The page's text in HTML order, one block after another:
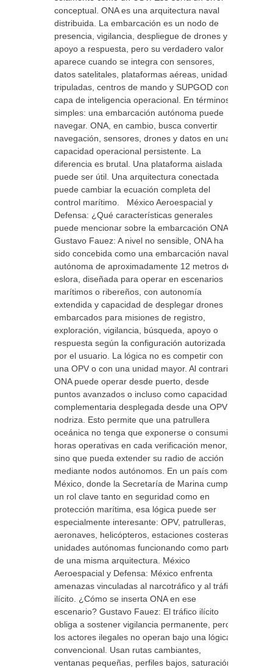
conceptual. ONA es una arquitectura naval
distribuida. La embarcación es un nodo de
presencia, vigilancia, despliegue de drones y
apoyo a respuesta, pero su verdadero valor
aparece cuando se integra con sensores,
datos satelitales, plataformas aéreas, unidades
tripuladas, centros de mando y SUPGOD como
capa de inteligencia operacional. En términos
simples: una embarcación autónoma puede
navegar. ONA, en cambio, busca convertir
navegación, sensores, drones y datos en una
capacidad operacional persistente. La
diferencia es brutal. Una plataforma aislada
puede ser útil. Una arquitectura conectada
puede cambiar la ecuación completa del
control marítimo. México Aeroespacial y
Defensa: ¿Qué características generales
puede mencionar sobre la embarcación ONA?
Gustavo Fauez: A nivel no sensible, ONA ha
sido concebida como una embarcación naval
autónoma de aproximadamente 12 metros de
eslora, diseñada para operar en escenarios
marítimos o ribereños, con autonomía
extendida y capacidad de desplegar drones
embarcados para misiones de registro,
exploración, vigilancia, búsqueda, apoyo o
respuesta según la configuración autorizada
por el usuario. La lógica no es competir con
una OPV o con una unidad mayor. Al contrario,
ONA puede operar desde puerto, desde
puntos avanzados o incluso como capacidad
complementaria desplegada desde una OPV
nodriza. Esto permite que una patrullera
oceánica no tenga que exponerse o consumir
horas operativas en cada verificación menor,
sino que pueda extender su radio de acción
mediante nodos autónomos. En un país como
México, donde la Secretaría de Marina cumple
un rol clave tanto en seguridad como en
protección marítima, esa lógica puede ser
especialmente interesante: OPV, patrulleras,
aeronaves, helicópteros, estaciones costeras y
unidades autónomas funcionando como parte
de una misma arquitectura. México
Aeroespacial y Defensa: México enfrenta
amenazas vinculadas al narcotráfico y al tráfico
ilícito. ¿Cómo se inserta ONA en ese
escenario? Gustavo Fauez: El tráfico ilícito
obliga a sostener vigilancia permanente, pero
los actores ilegales no operan bajo una lógica
convencional. Usan rutas cambiantes,
ventanas pequeñas, perfiles bajos, saturación